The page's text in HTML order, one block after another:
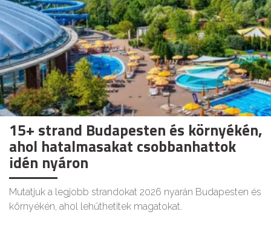
15+ strand Budapesten és környékén,
ahol hatalmasakat csobbanhattok
idén nyáron
Mutatjuk a legjobb strandokat 2026 nyarán Budapesten és
környékén, ahol lehűthetitek magatokat.